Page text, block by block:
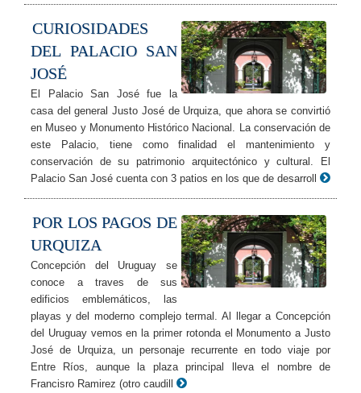
CURIOSIDADES
DEL PALACIO SAN
JOSÉ
El Palacio San José fue la
casa del general Justo José de Urquiza, que ahora se convirtió
en Museo y Monumento Histórico Nacional. La conservación de
este Palacio, tiene como finalidad el mantenimiento y
conservación de su patrimonio arquitectónico y cultural. El
Palacio San José cuenta con 3 patios en los que de desarroll
POR LOS PAGOS DE
URQUIZA
Concepción del Uruguay se
conoce a traves de sus
edificios emblemáticos, las
playas y del moderno complejo termal. Al llegar a Concepción
del Uruguay vemos en la primer rotonda el Monumento a Justo
José de Urquiza, un personaje recurrente en todo viaje por
Entre Ríos, aunque la plaza principal lleva el nombre de
Francisro Ramirez (otro caudill